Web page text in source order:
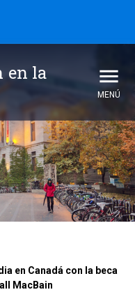
en la
MENÚ
en Canadá con la beca
MacBain